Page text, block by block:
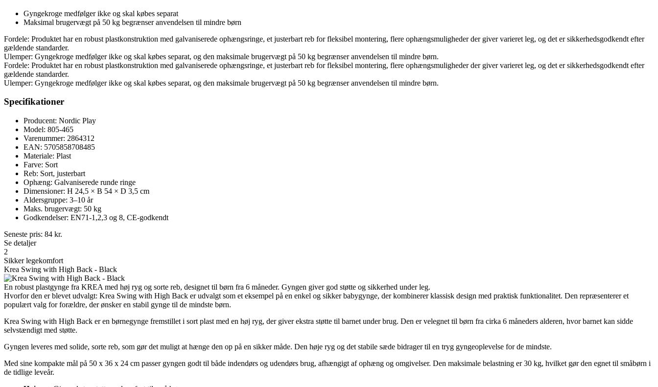
Gyngekroge medfølger ikke og skal købes separat
Maksimal brugervægt på 50 kg begrænser anvendelsen til mindre børn
Fordele: Produktet har en robust plastkonstruktion med galvaniserede ophængsringe, et justerbart reb for fleksibel montering, flere ophængsmuligheder der giver varieret leg, og det er sikkerhedsgodkendt efter
gældende standarder.
Ulemper: Gyngekroge medfølger ikke og skal købes separat, og den maksimale brugervægt på 50 kg begrænser anvendelsen til mindre børn.
Fordele: Produktet har en robust plastkonstruktion med galvaniserede ophængsringe, et justerbart reb for fleksibel montering, flere ophængsmuligheder der giver varieret leg, og det er sikkerhedsgodkendt efter
gældende standarder.
Ulemper: Gyngekroge medfølger ikke og skal købes separat, og den maksimale brugervægt på 50 kg begrænser anvendelsen til mindre børn.
Specifikationer
Producent: Nordic Play
Model: 805-465
Varenummer: 2864312
EAN: 5705858708485
Materiale: Plast
Farve: Sort
Reb: Sort, justerbart
Ophæng: Galvaniserede runde ringe
Dimensioner: H 24,5 × B 54 × D 3,5 cm
Aldersgruppe: 3–10 år
Maks. brugervægt: 50 kg
Godkendelser: EN71-1,2,3 og 8, CE-godkendt
Seneste pris: 84 kr.
Se detaljer
2
Sikker legekomfort
Krea Swing with High Back - Black
En robust plastgynge fra KREA med høj ryg og sorte reb, designet til børn fra 6 måneder. Gyngen giver god støtte og sikkerhed under leg.
Hvorfor den er blevet udvalgt: Krea Swing with High Back er udvalgt som et eksempel på en enkel og sikker babygynge, der kombinerer klassisk design med praktisk funktionalitet. Den repræsenterer et
populært valg for forældre, der ønsker en stabil gynge til de mindste børn.
Krea Swing with High Back er en børnegynge fremstillet i sort plast med en høj ryg, der giver ekstra støtte til barnet under brug. Den er velegnet til børn fra cirka 6 måneders alderen, hvor barnet kan sidde
selvstændigt med støtte.
Gyngen leveres med solide, sorte reb, som gør det muligt at hænge den op på en sikker måde. Den høje ryg og det stabile sæde bidrager til en tryg gyngeoplevelse for de mindste.
Med sine kompakte mål på 50 x 36 x 24 cm passer gyngen godt til både indendørs og udendørs brug, afhængigt af ophæng og omgivelser. Den maksimale belastning er 30 kg, hvilket gør den egnet til småbørn i
de tidlige leveår.